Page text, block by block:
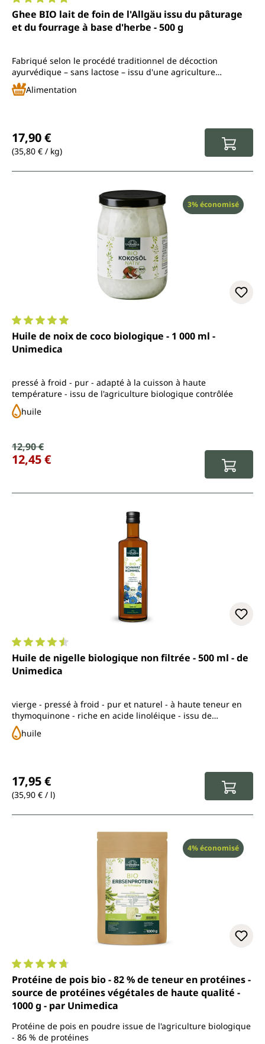
Note moyenne de 4.9 sur 5 étoiles
Ghee BIO lait de foin de l'Allgäu issu du pâturage
et du fourrage à base d'herbe - 500 g
Fabriqué selon le procédé traditionnel de décoction
ayurvédique – sans lactose – issu d'une agriculture
biologique contrôlée
Alimentation
17,90 €
(35,80 € / kg)
Réduction
3% économisé
Note moyenne de 4.9 sur 5 étoiles
Huile de noix de coco biologique - 1 000 ml -
Unimedica
pressé à froid - pur - adapté à la cuisson à haute
température - issu de l'agriculture biologique contrôlée
huile
Prix de vente :
Prix régulier :
12,90 €
12,45 €
Note moyenne de 4.6 sur 5 étoiles
Huile de nigelle biologique non filtrée - 500 ml - de
Unimedica
vierge - pressé à froid - pur et naturel - à haute teneur en
thymoquinone - riche en acide linoléique - issu de
l'agriculture biologique contrôlée
huile
17,95 €
(35,90 € / l)
Réduction
4% économisé
Note moyenne de 4.7 sur 5 étoiles
Protéine de pois bio - 82 % de teneur en protéines -
source de protéines végétales de haute qualité -
1000 g - par Unimedica
Protéine de pois en poudre issue de l'agriculture biologique
- 86 % de protéines